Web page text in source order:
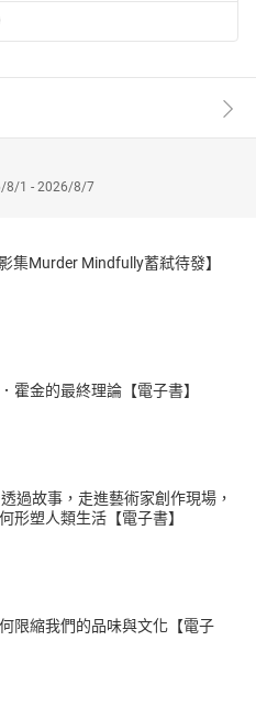
詩的異想世界，領略邊塞詩作
與勇氣。
驗。
事與角色，引發同理心及認同
然田園、邊塞、社會寫實），
原文、語譯、賞析，並另外附錄
伸閱讀觸角。
適、岑參、作文、奇幻、冒險
、海洋、環境
術與人文、綜合活動
文學作品近四十種，創辦【張
力、創作力，關注於人格之培
用手冊。2006年企劃創作【張曼
出版【張曼娟成語學堂I、II】，
】，2017年策劃出版【張曼娟論
8/1 - 2026/8/7
集Murder Mindfully蓄弒待發】
霍金的最終理論【電子書】
過故事，走進藝術家創作現場，
形塑人類生活【電子書】
限縮我們的品味與文化【電子